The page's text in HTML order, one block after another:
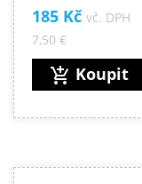
185 Kč vč. DPH
7,50 €
add_shopping_cart Koupit